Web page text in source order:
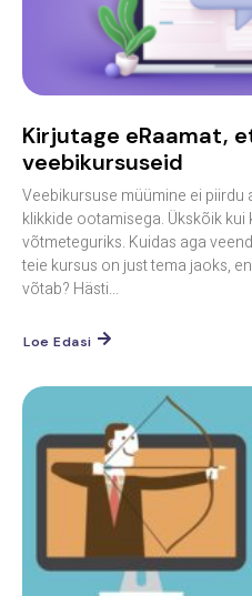
Kirjutage eRaamat,
veebikursuseid
Veebikursuse müümine ei
klikkide ootamisega. Ükskõik
võtmeteguriks. Kuidas aga
teie kursus on just tema jaoks,
võtab? Hästi...
Loe Edasi